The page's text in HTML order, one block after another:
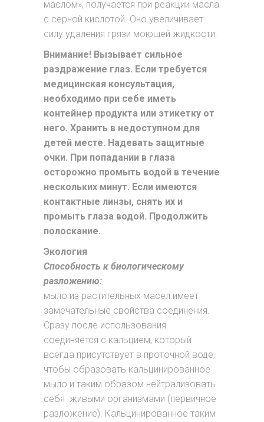
маслом», получается при реакции масла
с серной кислотой. Оно увеличивает
силу удаления грязи моющей жидкости.
Внимание! Вызывает сильное
раздражение глаз. Если требуется
медицинская консультация,
необходимо при себе иметь
контейнер продукта или этикетку от
него. Хранить в недоступном для
детей месте. Надевать защитные
очки. При попадании в глаза
осторожно промыть водой в течение
нескольких минут. Если имеются
контактные линзы, снять их и
промыть глаза водой. Продолжить
полоскание.
Экология
Способность к биологическому
разложению:
мыло из растительных масел имеет
замечательные свойства соединения.
Сразу после использования
соединяется с кальцием, который
всегда присутствует в проточной воде,
чтобы образовать кальцинированное
мыло и таким образом нейтрализовать
себя живыми организмами (первичное
разложение). Кальцинированное таким